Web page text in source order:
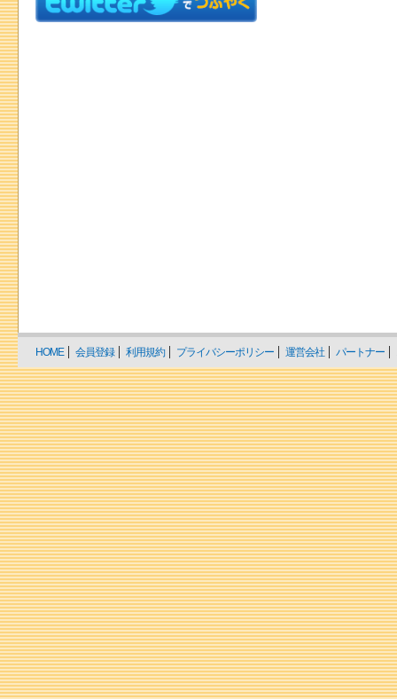
HOME 会員登録 利用規約 プライバシーポリシー 運営会社 パートナー